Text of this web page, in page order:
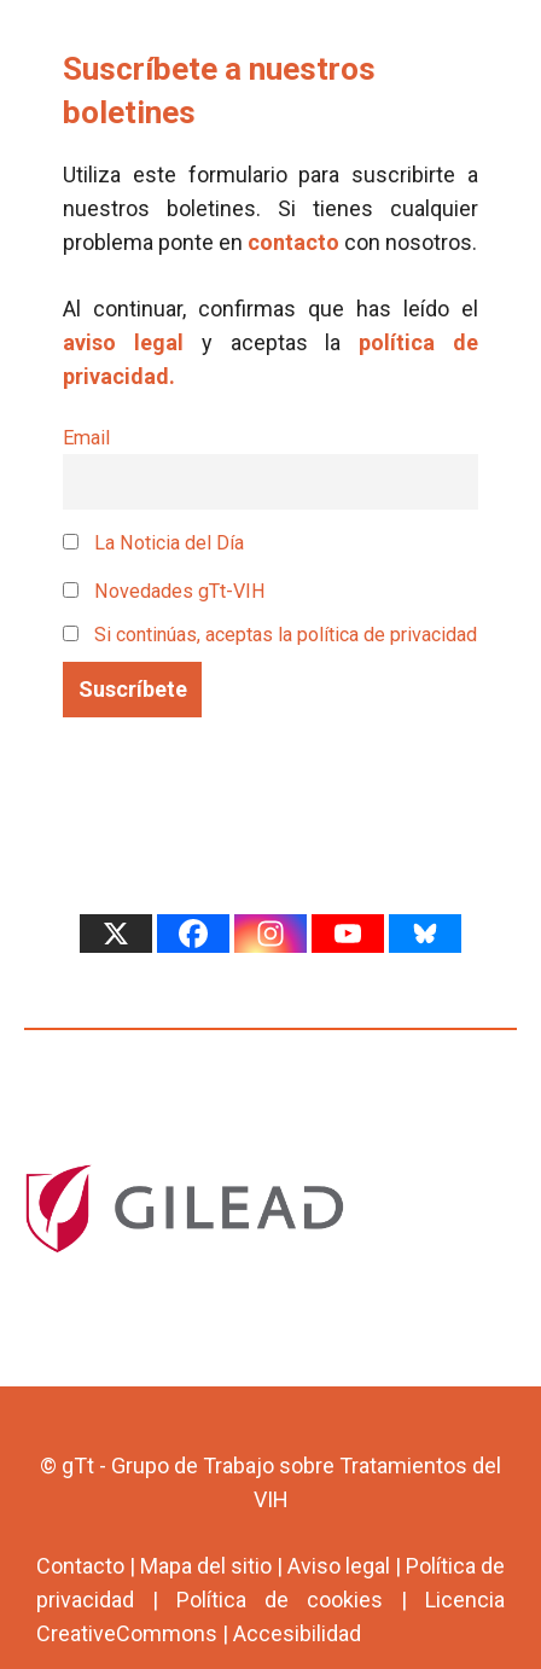
Suscríbete a nuestros
boletines
Utiliza este formulario para suscribirte a
nuestros boletines. Si tienes cualquier
problema ponte en contacto con nosotros.
Al continuar, confirmas que has leído el
aviso legal
y aceptas la política de
privacidad.
Email
La Noticia del Día
Novedades gTt-VIH
Si continúas, aceptas la política de privacidad
© gTt - Grupo de Trabajo sobre Tratamientos del
VIH
Contacto | Mapa del sitio | Aviso legal | Política de
privacidad | Política de cookies | Licencia
CreativeCommons | Accesibilidad